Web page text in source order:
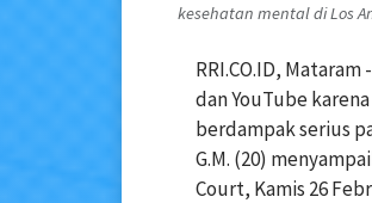
kesehatan mental di Los
RRI.CO.ID,
dan YouTube
berdampak serius
G.M. (20)
Court, Kamis 26